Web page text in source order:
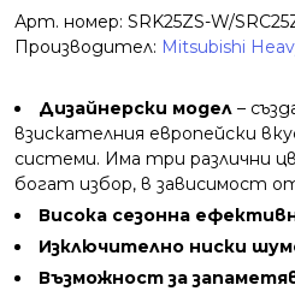
Арт. номер: SRK25ZS-W/
Производител: Mitsubishi
Дизайнерски модел –
взискателния европейски
системи. Има три различни
богат избор, в зависимост
Висока сезонна
Изключително ниски
Възможност за